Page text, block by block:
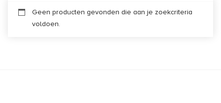
Geen producten gevonden die aan je zoekcriteria
voldoen.